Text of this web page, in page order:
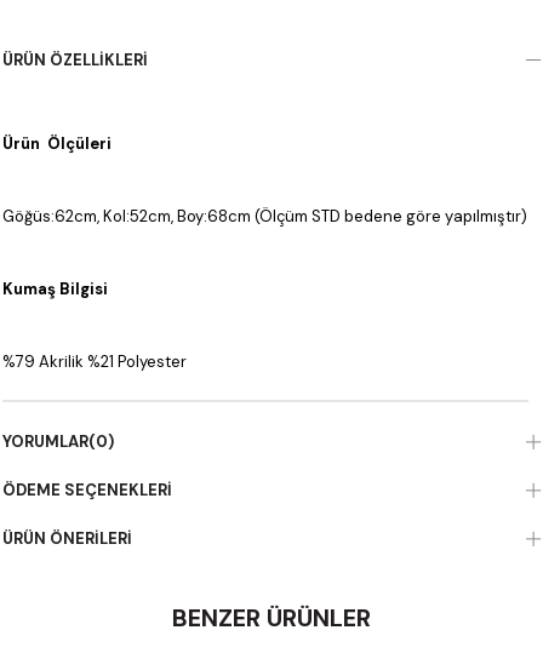
ÜRÜN ÖZELLIKLERI
Ürün Ölçüleri
Göğüs:62cm, Kol:52cm, Boy:68cm (Ölçüm STD bedene göre yapılmıştır)
Kumaş Bilgisi
%79 Akrilik %21 Polyester
YORUMLAR(0)
ÖDEME SEÇENEKLERI
ÜRÜN ÖNERILERI
BENZER ÜRÜNLER